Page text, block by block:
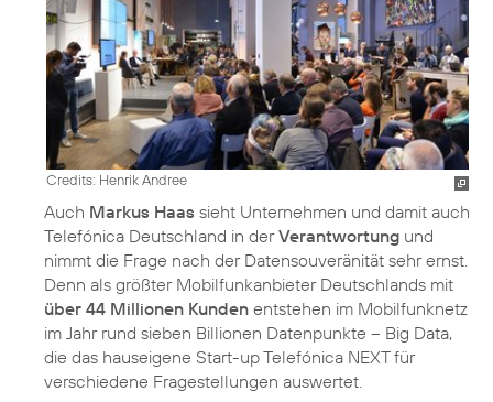
Credits: Henrik Andree
Auch Markus Haas sieht Unternehmen und damit auch
Telefónica Deutschland in derVerantwortung und
nimmt die Frage nach der Datensouveränität sehr ernst.
Denn als größter Mobilfunkanbieter Deutschlands mit
über 44 Millionen Kunden entstehen im Mobilfunknetz
im Jahr rund sieben Billionen Datenpunkte – Big Data,
die das hauseigene Start-upTelefónica NEXTfür
verschiedene Fragestellungen auswertet.